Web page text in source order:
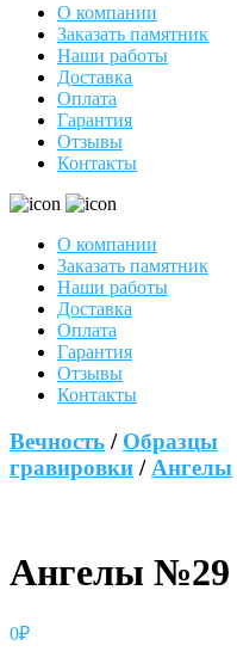
О компании
Заказать памятник
Наши работы
Доставка
Оплата
Гарантия
Отзывы
Контакты
О компании
Заказать памятник
Наши работы
Доставка
Оплата
Гарантия
Отзывы
Контакты
Вечность / Образцы
гравировки / Ангелы
Ангелы №29
0₽